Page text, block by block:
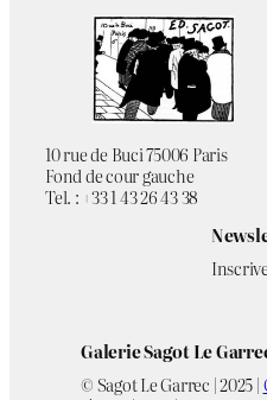
10 rue de Buci 75006 Paris
Fond de cour gauche
Tel. : +33 1 43 26 43 38
Galerie Sagot Le
© Sagot Le Garrec | 2025 |